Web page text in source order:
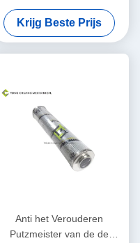
Grootteputzmeister
Uitrustingen van de de
Cilinderverpakking Rubber
Krijg Beste Prijs
Anti het Verouderen
Putzmeister van de de